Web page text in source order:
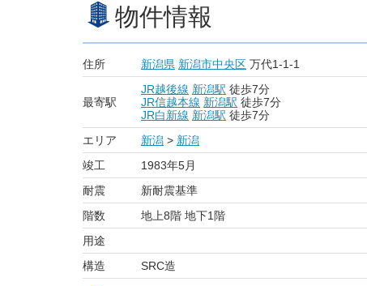
物件情報
住所 新潟県 新潟市中央区 万代1-1-1
最寄駅
JR越後線 新潟駅 徒歩7分
JR信越本線 新潟駅 徒歩7分
JR白新線 新潟駅 徒歩7分
エリア
新潟 > 新潟
竣工
1983年5月
耐震
新耐震基準
階数
地上8階 地下1階
用途
構造
SRC造